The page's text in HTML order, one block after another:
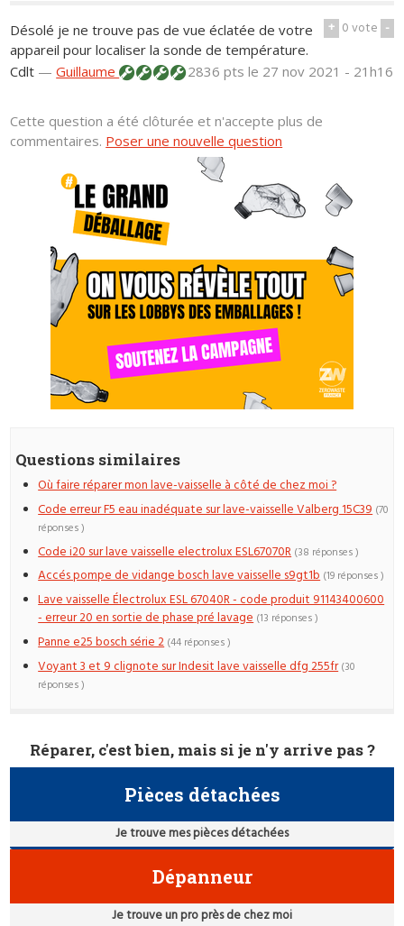
+ 0vote -
Désolé je ne trouve pas de vue éclatée de votre
appareil pour localiser la sonde de température.
Cdlt —Guillaume 2836 ptsle 27 nov 2021 - 21h16
Cette question a été clôturée et n'accepte plus de
commentaires. Poser une nouvelle question
Questions similaires
Où faire réparer mon lave-vaisselle à côté de chez moi ?
Code erreur F5 eau inadéquate sur lave-vaisselle Valberg 15C39 (70
réponses )
Code i20 sur lave vaisselle electrolux ESL67070R (38 réponses )
Accés pompe de vidange bosch lave vaisselle s9gt1b (19 réponses )
Lave vaisselle Électrolux ESL 67040R - code produit 91143400600
- erreur 20 en sortie de phase pré lavage (13 réponses )
Panne e25 bosch série 2 (44 réponses )
Voyant 3 et 9 clignote sur Indesit lave vaisselle dfg 255fr (30
réponses )
Réparer, c'est bien, mais si je n'y arrive pas ?
Pièces détachées
Je trouve mes pièces détachées
Dépanneur
Je trouve un pro près de chez moi